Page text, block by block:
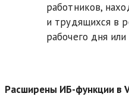
работников,
и трудящихся в
рабочего дня
Расширены ИБ-функции в